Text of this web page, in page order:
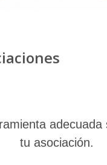
tu asociación.